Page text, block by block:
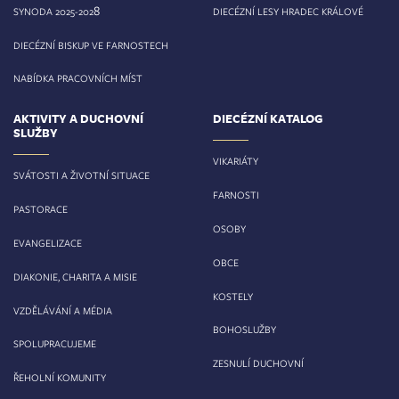
SYNODA 2025-2028
DIECÉZNÍ BISKUP VE FARNOSTECH
NABÍDKA PRACOVNÍCH MÍST
DIECÉZNÍ LESY HRADEC KRÁLOVÉ
AKTIVITY A DUCHOVNÍ
SLUŽBY
SVÁTOSTI A ŽIVOTNÍ SITUACE
PASTORACE
EVANGELIZACE
DIAKONIE, CHARITA A MISIE
VZDĚLÁVÁNÍ A MÉDIA
SPOLUPRACUJEME
ŘEHOLNÍ KOMUNITY
DIECÉZNÍ KATALOG
VIKARIÁTY
FARNOSTI
OSOBY
OBCE
KOSTELY
BOHOSLUŽBY
ZESNULÍ DUCHOVNÍ